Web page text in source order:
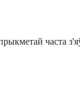
часта